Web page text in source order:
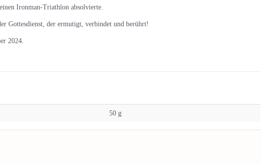
Ironman-Triathlon absolvierte.
Gottesdienst, der ermutigt, verbindet und berührt!
2024.
50 g